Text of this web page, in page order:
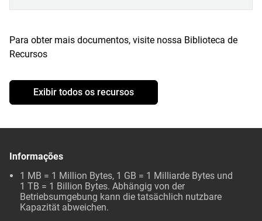
Para obter mais documentos, visite nossa Biblioteca de
Recursos
Exibir todos os recursos
Informações
1 MB = 1 Million Bytes, 1 GB = 1 Milliarde Bytes und
1 TB = 1 Billion Bytes. Abhängig von der
Betriebsumgebung kann die tatsächlich nutzbare
Kapazität abweichen.